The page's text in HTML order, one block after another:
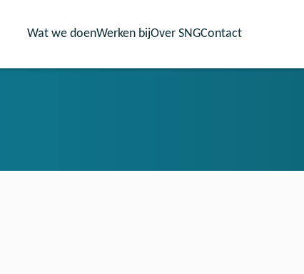
Wat we doenWerken bijOver SNGContact